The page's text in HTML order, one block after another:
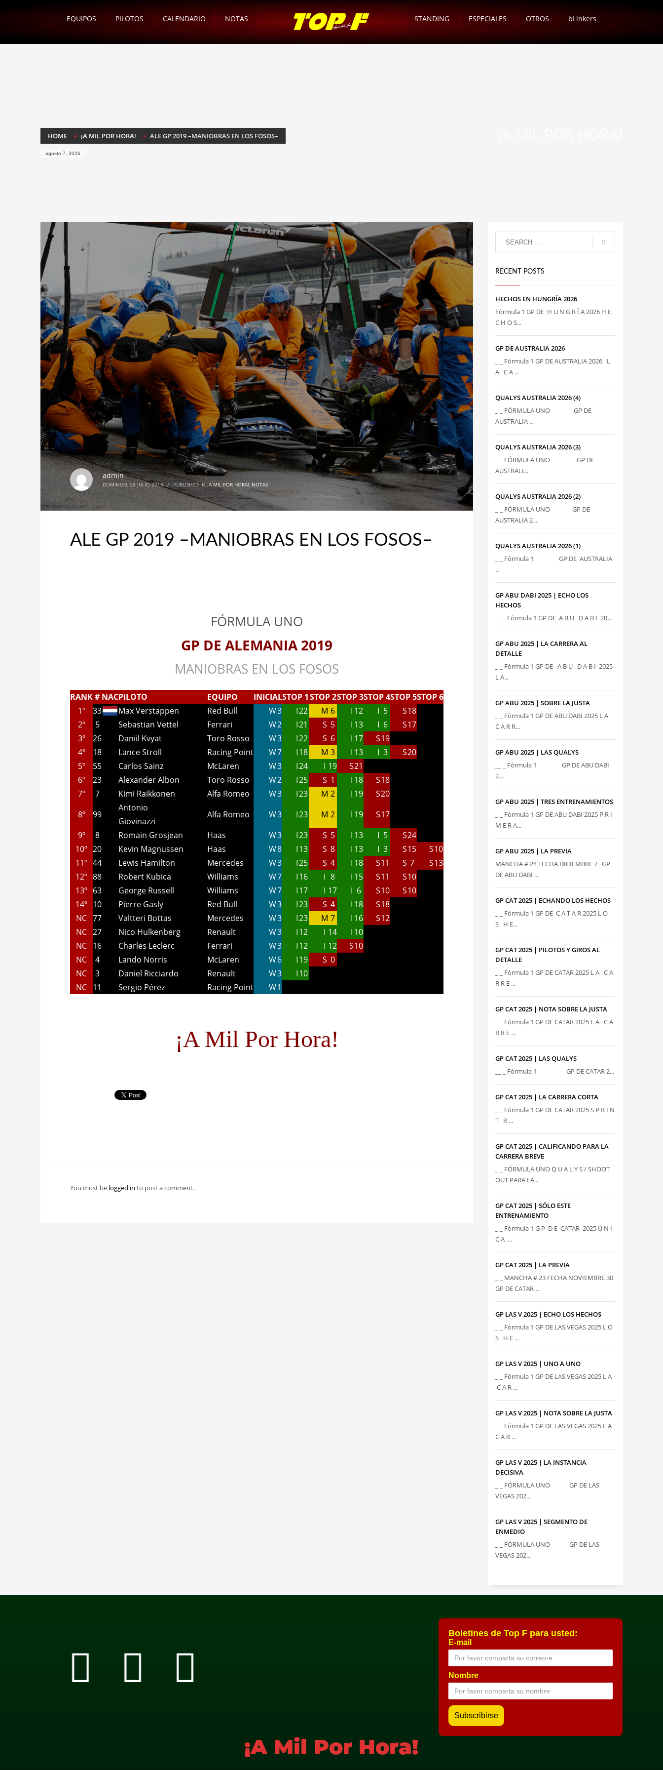
EQUIPOS PILOTOS CALENDARIO NOTAS STANDING ESPECIALES OTROS bLinkers
HOME ¡A MIL POR HORA! ALE GP 2019 –MANIOBRAS EN LOS FOSOS–
agosto 7, 2026
admin
DOMINGO, 28 JULIO 2019 / PUBLISHED IN¡A MIL POR HORA! NOTAS
ALE GP 2019 –MANIOBRAS EN LOS FOSOS–
FÓRMULA UNO
GP DE ALEMANIA 2019
MANIOBRAS EN LOS FOSOS
RANK# NACPILOTO EQUIPO INICIALSTOP 1STOP 2STOP 3STOP 4STOP 5STOP 6
1º
33 Max Verstappen Red Bull W3 I22 M 6 I 12 I 5 S18
2º
5 Sebastian Vettel Ferrari W2 I21 S 5 I 13 I 6 S17
3º
26 Daniil Kvyat Toro Rosso W3 I22 S 6 I 17 S19
4º
18 Lance Stroll Racing Point W7 I18 M 3 I 13 I 3 S20
5º
55 Carlos Sainz McLaren W3 I24 I 19 S21
6º
23 Alexander Albon Toro Rosso W2 I25 S 1 I 18 S18
7º
7 Kimi Raikkonen Alfa Romeo W3 I23 M 2 I 19 S20
8º
99
Antonio
Giovinazzi
Alfa Romeo W3 I23 M 2 I 19 S17
9º
8 Romain Grosjean Haas W3 I23 S 5 I 13 I 5 S24
10º 20 Kevin Magnussen Haas W8 I13 S 8 I 13 I 3 S15 S10
11º 44 Lewis Hamilton Mercedes W3 I25 S 4 I 18 S11 S 7 S13
12º 88 Robert Kubica Williams W7 I16 I 8 I 15 S11 S10
13º 63 George Russell Williams W7 I17 I 17 I 6 S10 S10
14º 10 Pierre Gasly Red Bull W3 I23 S 4 I 18 S18
NC 77 Valtteri Bottas Mercedes W3 I23 M 7 I 16 S12
NC 27 Nico Hulkenberg Renault W3 I12 I 14 I 10
NC 16 Charles Leclerc Ferrari W3 I12 I 12 S10
NC
4 Lando Norris McLaren W6 I19 S 0
NC
3 Daniel Ricciardo Renault W3 I10
NC 11 Sergio Pérez Racing Point W1
¡A Mil Por Hora!
You must be logged into post a comment.
RECENT POSTS
HECHOS EN HUNGRÍA 2026
Fórmula 1 GP DE H U N G R Í A 2026 H E
C H O S...
GP DE AUSTRALIA 2026
_ _ Fórmula 1 GP DE AUSTRALIA 2026 L
A C A ...
QUALYS AUSTRALIA 2026 (4)
_ _ FÓRMULA UNO GP DE
AUSTRALIA ...
QUALYS AUSTRALIA 2026 (3)
_ _ FÓRMULA UNO GP DE
AUSTRALI...
QUALYS AUSTRALIA 2026 (2)
_ _ FÓRMULA UNO GP DE
AUSTRALIA 2...
QUALYS AUSTRALIA 2026 (1)
_ _ Fórmula 1 GP DE AUSTRALIA
...
GP ABU DABI 2025 | ECHO LOS
HECHOS
_ _ Fórmula 1 GP DE A B U D A B I 20...
GP ABU 2025 | LA CARRERA AL
DETALLE
_ _ Fórmula 1 GP DE A B U D A B I 2025
L A...
GP ABU 2025 | SOBRE LA JUSTA
_ _ Fórmula 1 GP DE ABU DABI 2025 L A
C A R R...
GP ABU 2025 | LAS QUALYS
__ _ Fórmula 1 GP DE ABU DABI
2...
GP ABU 2025 | TRES ENTRENAMIENTOS
_ _ Fórmula 1 GP DE ABU DABI 2025 P R I
M E R A...
GP ABU 2025 | LA PREVIA
MANCHA # 24 FECHA DICIEMBRE 7 GP
DE ABU DABI ...
GP CAT 2025 | ECHANDO LOS HECHOS
_ _ Fórmula 1 GP DE C A T A R 2025 L O
S H E...
GP CAT 2025 | PILOTOS Y GIROS AL
DETALLE
_ _ Fórmula 1 GP DE CATAR 2025 L A C A
R R E ...
GP CAT 2025 | NOTA SOBRE LA JUSTA
_ _ Fórmula 1 GP DE CATAR 2025 L A C A
R R E ...
GP CAT 2025 | LAS QUALYS
__ _ Fórmula 1 GP DE CATAR 2...
GP CAT 2025 | LA CARRERA CORTA
_ _ Fórmula 1 GP DE CATAR 2025 S P R I N
T R ...
GP CAT 2025 | CALIFICANDO PARA LA
CARRERA BREVE
_ _ FÓRMULA UNO Q U A L Y S / SHOOT
OUT PARA LA...
GP CAT 2025 | SÓLO ESTE
ENTRENAMIENTO
_ _ Fórmula 1 G P D E CATAR 2025 Ú N I
C A ...
GP CAT 2025 | LA PREVIA
_ _ MANCHA # 23 FECHA NOVIEMBRE 30
GP DE CATAR ...
GP LAS V 2025 | ECHO LOS HECHOS
_ _ Fórmula 1 GP DE LAS VEGAS 2025 L O
S H E ...
GP LAS V 2025 | UNO A UNO
_ _ Fórmula 1 GP DE LAS VEGAS 2025 L A
C A R ...
GP LAS V 2025 | NOTA SOBRE LA JUSTA
_ _ Fórmula 1 GP DE LAS VEGAS 2025 L A
C A R ...
GP LAS V 2025 | LA INSTANCIA
DECISIVA
_ _ FÓRMULA UNO GP DE LAS
VEGAS 202...
GP LAS V 2025 | SEGMENTO DE
ENMEDIO
_ _ FÓRMULA UNO GP DE LAS
VEGAS 202...
Boletines de Top F para usted:
E-mail
Nombre
¡A Mil Por Hora!